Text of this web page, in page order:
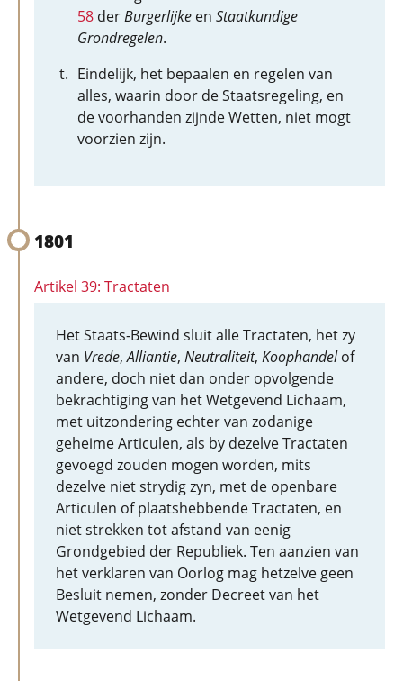
58 derBurgerlijke en Staatkundige
Grondregelen.
Eindelijk, het bepaalen en regelen van
alles, waarin door de Staatsregeling, en
de voorhanden zijnde Wetten, niet mogt
voorzien zijn.
1801
Artikel 39: Tractaten
Het Staats-Bewind sluit alle Tractaten, het zy
van Vrede,Alliantie, Neutraliteit, Koophandelof
andere, doch niet dan onder opvolgende
bekrachtiging van het Wetgevend Lichaam,
met uitzondering echter van zodanige
geheime Articulen, als by dezelve Tractaten
gevoegd zouden mogen worden, mits
dezelve niet strydig zyn, met de openbare
Articulen of plaatshebbende Tractaten, en
niet strekken tot afstand van eenig
Grondgebied der Republiek. Ten aanzien van
het verklaren van Oorlog mag hetzelve geen
Besluit nemen, zonder Decreet van het
Wetgevend Lichaam.